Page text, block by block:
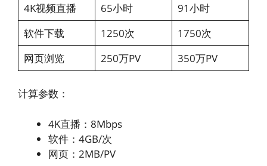
4K视频直播
65小时
91小时
软件下载
1250次
1750次
网页浏览
250万PV 350万PV
计算参数：
4K直播：8Mbps
软件：4GB/次
网页：2MB/PV